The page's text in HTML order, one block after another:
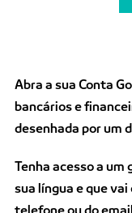
Abra a sua Conta
bancários e
desenhada por um
Tenha acesso a um
sua língua e que
telefone ou do